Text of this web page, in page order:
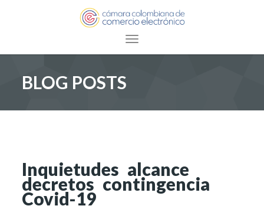
Toggle navigation
BLOG POSTS
Inquietudes alcance
decretos contingencia
Covid-19